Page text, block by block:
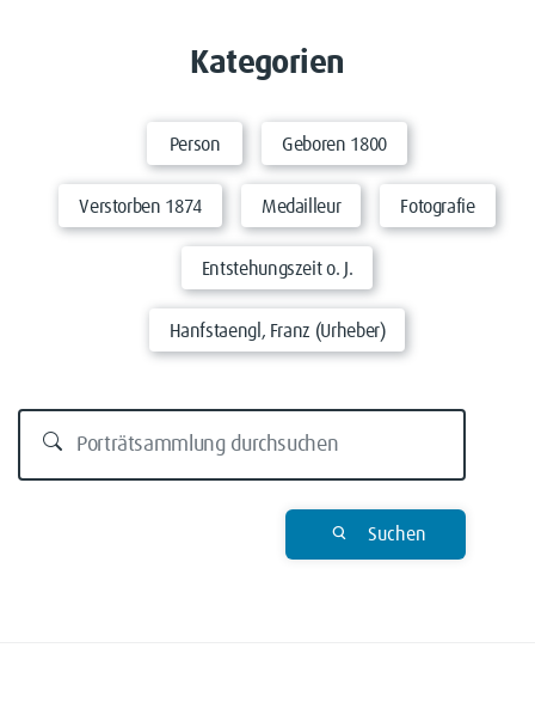
Kategorien
Person Geboren 1800
Verstorben 1874 Medailleur Fotografie
Entstehungszeit o. J.
Hanfstaengl, Franz (Urheber)
Suchen